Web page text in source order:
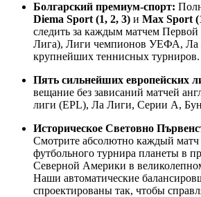
Болгарский премиум-спорт:
Diema Sport (1, 2, 3) и Max Sport
следить за каждым матчем
Лига), Лиги чемпионов УЕФА,
крупнейших теннисных турниров.
Пять сильнейших европейских
вещание без зависаний матчей
лиги (EPL), Ла Лиги, Серии А,
Историческое Световно
Смотрите абсолютно каждый
футбольного турнира планеты в
Северной Америки в
Наши автоматические
спроектированы так, чтобы